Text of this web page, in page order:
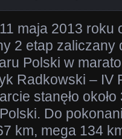
maja 2013 roku
2 etap zaliczany
Polski w
Radkowski – IV
stanęło
Polski. Do
km, mega 134